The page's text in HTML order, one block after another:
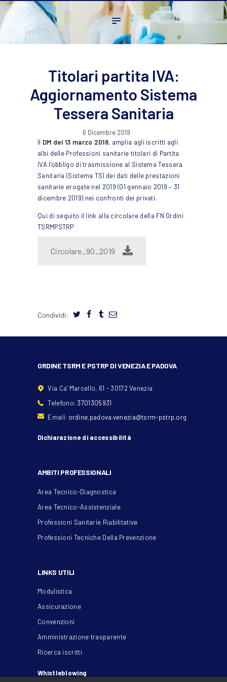
Home
L’ordine
Ambito Professionale
FAQ
Titolari partita IVA:
Aggiornamento Sistema
Tessera Sanitaria
6 Dicembre 2019
Il DM del 13 marzo 2018, amplia agli iscritti agli
albi delle Professioni sanitarie titolari di Partita
IVA l’obbligo di trasmissione al Sistema Tessera
Sanitaria (Sistema TS) dei dati delle prestazioni
sanitarie erogate nel 2019 (01 gennaio 2019 – 31
dicembre 2019) nei confronti dei privati.
Qui di seguito il link alla circolare della FN Ordini
TSRMPSTRP
Circolare_90_2019
Condividi:
ORDINE TSRM E PSTRP DI VENEZIA E PADOVA
Via Ca' Marcello, 61 - 30172 Venezia
Telefono:3701305931
Email: ordine.padova.venezia@tsrm-pstrp.org
Dichiarazione di accessibilità
AMBITI PROFESSIONALI
Area Tecnico-Diagnostica
Area Tecnico-Assistenziale
Professioni Sanitarie Riabilitative
Professioni Tecniche Della Prevenzione
LINKS UTILI
Modulistica
Assicurazione
Convenzioni
Amministrazione trasparente
Ricerca iscritti
Whistleblowing